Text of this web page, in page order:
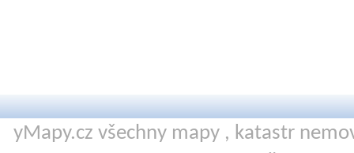
yMapy.cz všechny mapy , katastr